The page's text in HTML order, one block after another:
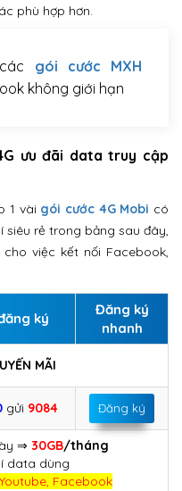
phù hợp hơn.
gói cước MXH
không giới hạn
ưu đãi data truy cập
1 vài gói cước 4G Mobi có
siêu rẻ trong bảng sau đây,
việc kết nối Facebook,
ký
Đăng ký
nhanh
MÃI
gửi 9084 Đăng ký
⇒ 30GB/tháng
data dùng
Facebook